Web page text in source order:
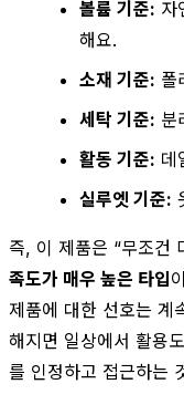
볼륨 기준: 자
해요.
소재 기준: 폴
세탁 기준: 분
활동 기준: 데
실루엣 기준:
즉, 이 제품은 “무조건
족도가 매우 높은 타입
제품에 대한 선호는 계
해지면 일상에서 활용
를 인정하고 접근하는